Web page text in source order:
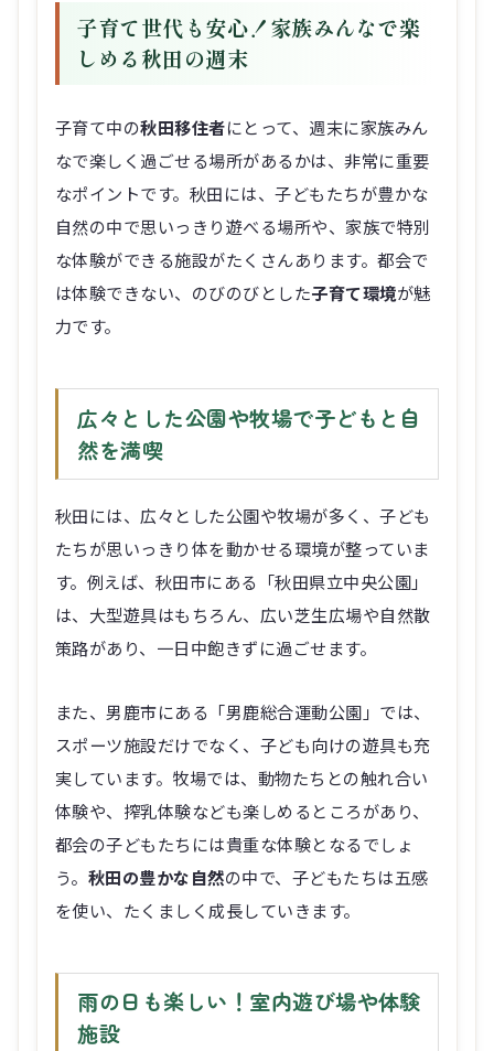
子育て世代も安心！家族みんなで楽
しめる秋田の週末
子育て中の秋田移住者にとって、週末に家族みん
なで楽しく過ごせる場所があるかは、非常に重要
なポイントです。秋田には、子どもたちが豊かな
自然の中で思いっきり遊べる場所や、家族で特別
な体験ができる施設がたくさんあります。都会で
は体験できない、のびのびとした子育て環境が魅
力です。
広々とした公園や牧場で子どもと自
然を満喫
秋田には、広々とした公園や牧場が多く、子ども
たちが思いっきり体を動かせる環境が整っていま
す。例えば、秋田市にある「秋田県立中央公園」
は、大型遊具はもちろん、広い芝生広場や自然散
策路があり、一日中飽きずに過ごせます。
また、男鹿市にある「男鹿総合運動公園」では、
スポーツ施設だけでなく、子ども向けの遊具も充
実しています。牧場では、動物たちとの触れ合い
体験や、搾乳体験なども楽しめるところがあり、
都会の子どもたちには貴重な体験となるでしょ
う。 秋田の豊かな自然の中で、子どもたちは五感
を使い、たくましく成長していきます。
雨の日も楽しい！室内遊び場や体験
施設